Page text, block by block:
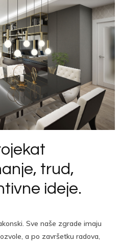
trud,
ideje.
Sve naše zgrade imaju
a po završetku radova,